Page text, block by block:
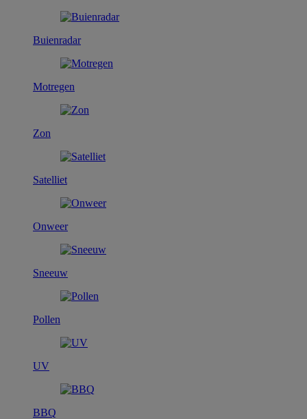
Buienradar
Motregen
Zon
Satelliet
Onweer
Sneeuw
Pollen
UV
BBQ